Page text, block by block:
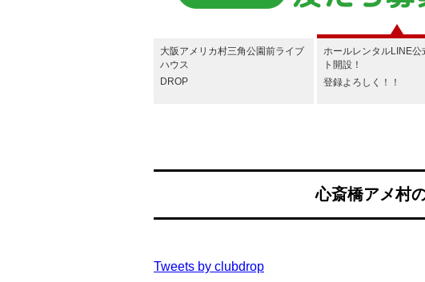
大阪アメリカ村三角公園前ライブ
ハウス
DROP
ホールレンタルLINE公
ト開設！
登録よろしく！！
心斎橋アメ村
Tweets by clubdrop